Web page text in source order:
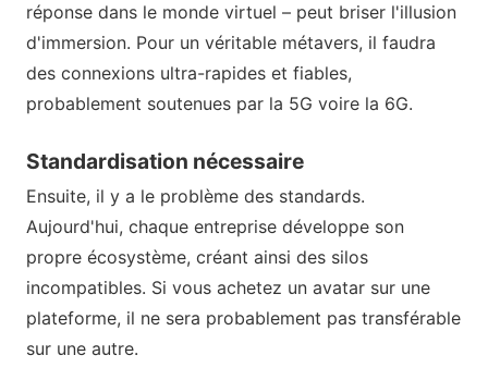
réponse dans le monde virtuel – peut briser l'illusion
d'immersion. Pour un véritable métavers, il faudra
des connexions ultra-rapides et fiables,
probablement soutenues par la 5G voire la 6G.
Standardisation nécessaire
Ensuite, il y a le problème des standards.
Aujourd'hui, chaque entreprise développe son
propre écosystème, créant ainsi des silos
incompatibles. Si vous achetez un avatar sur une
plateforme, il ne sera probablement pas transférable
sur une autre.